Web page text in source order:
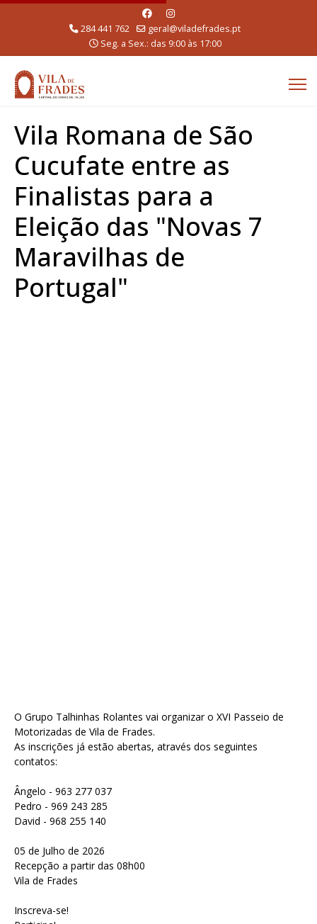
284 441 762
geral@viladefrades.pt
Seg. a Sex.: das 9:00 às 17:00
Vila Romana de São
Cucufate entre as
Finalistas para a
Eleição das "Novas 7
Maravilhas de
Portugal"
O Grupo Talhinhas Rolantes vai organizar o XVI Passeio de
Motorizadas de Vila de Frades.
As inscrições já estão abertas, através dos seguintes
contatos:
Ângelo - 963 277 037
Pedro - 969 243 285
David - 968 255 140
05 de Julho de 2026
Recepção a partir das 08h00
Vila de Frades
Inscreva-se!